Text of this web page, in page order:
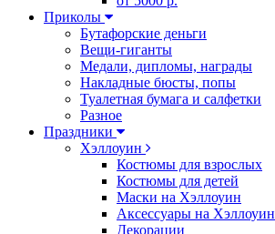
Приколы
Бутафорские деньги
Вещи-гиганты
Медали, дипломы, награды
Накладные бюсты, попы
Туалетная бумага и салфетки
Разное
Праздники
Хэллоуин
Костюмы для взрослых
Костюмы для детей
Маски на Хэллоуин
Аксессуары на Хэллоуин
Декорации